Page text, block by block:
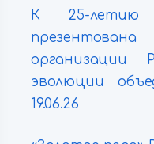
К 25-
организации
эволюции
19.06.26